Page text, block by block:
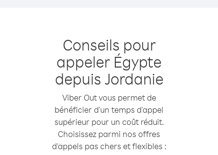
Conseils pour
appeler Égypte
depuis Jordanie
Viber Out vous permet de
bénéficier d'un temps d'appel
supérieur pour un coût réduit.
Choisissez parmi nos offres
d'appels pas chers et flexibles :